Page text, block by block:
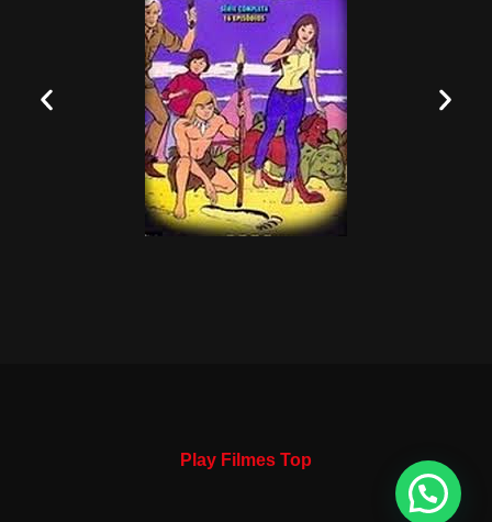
Play Filmes Top